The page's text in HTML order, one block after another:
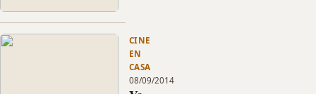
la
venta
en
España
CINE
EN
CASA
08/09/2014